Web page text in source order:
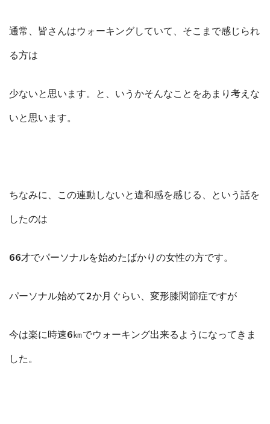
通常、皆さんはウォーキングしていて、そこまで感じられ
る方は
少ないと思います。と、いうかそんなことをあまり考えな
いと思います。
ちなみに、この連動しないと違和感を感じる、という話を
したのは
66才でパーソナルを始めたばかりの女性の方です。
パーソナル始めて2か月ぐらい、変形膝関節症ですが
今は楽に時速6㎞でウォーキング出来るようになってきま
した。